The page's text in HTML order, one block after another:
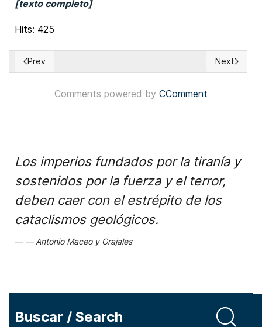
[texto completo]
Hits: 425
Previous article: Bolivia: Candidatos presidenciales
Prev Next
Next
Comments powered by CComment
Los imperios fundados por la tiranía y
sostenidos por la fuerza y el terror,
deben caer con el estrépito de los
cataclismos geológicos.
Antonio Maceo y Grajales
Buscar / Search